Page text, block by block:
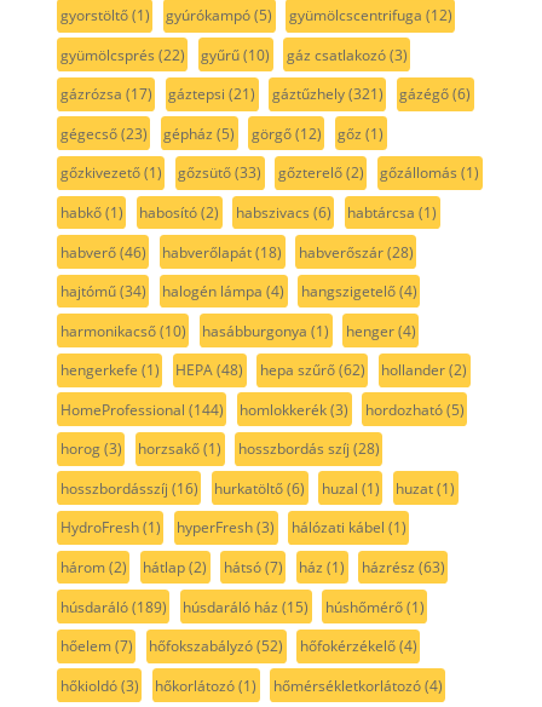
gyorstöltő(1) gyúrókampó(5) gyümölcscentrifuga (12)
gyümölcsprés (22) gyűrű(10) gáz csatlakozó(3)
gázrózsa (17) gáztepsi (21) gáztűzhely(321) gázégő(6)
gégecső(23) gépház (5) görgő(12) gőz (1)
gőzkivezető(1) gőzsütő(33) gőzterelő(2) gőzállomás (1)
habkő(1) habosító(2) habszivacs (6) habtárcsa (1)
habverő(46) habverőlapát(18) habverőszár(28)
hajtómű(34) halogén lámpa (4) hangszigetelő(4)
harmonikacső(10) hasábburgonya (1) henger(4)
hengerkefe (1) HEPA(48) hepa szűrő(62) hollander(2)
HomeProfessional (144) homlokkerék(3) hordozható(5)
horog(3) horzsakő(1) hosszbordás szíj (28)
hosszbordásszíj (16) hurkatöltő(6) huzal (1) huzat(1)
HydroFresh(1) hyperFresh(3) hálózati kábel (1)
három(2) hátlap(2) hátsó(7) ház (1) házrész (63)
húsdaráló(189) húsdaráló ház (15) húshőmérő(1)
hőelem(7) hőfokszabályzó(52) hőfokérzékelő(4)
hőkioldó(3) hőkorlátozó(1) hőmérsékletkorlátozó(4)